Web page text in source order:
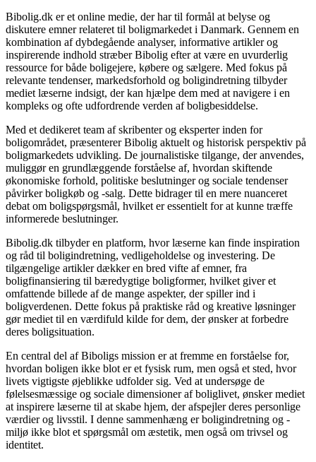
Bibolig.dk er et online medie, der har til formål at belyse og
diskutere emner relateret til boligmarkedet i Danmark. Gennem en
kombination af dybdegående analyser, informative artikler og
inspirerende indhold stræber Bibolig efter at være en uvurderlig
ressource for både boligejere, købere og sælgere. Med fokus på
relevante tendenser, markedsforhold og boligindretning tilbyder
mediet læserne indsigt, der kan hjælpe dem med at navigere i en
kompleks og ofte udfordrende verden af boligbesiddelse.
Med et dedikeret team af skribenter og eksperter inden for
boligområdet, præsenterer Bibolig aktuelt og historisk perspektiv på
boligmarkedets udvikling. De journalistiske tilgange, der anvendes,
muliggør en grundlæggende forståelse af, hvordan skiftende
økonomiske forhold, politiske beslutninger og sociale tendenser
påvirker boligkøb og -salg. Dette bidrager til en mere nuanceret
debat om boligspørgsmål, hvilket er essentielt for at kunne træffe
informerede beslutninger.
Bibolig.dk tilbyder en platform, hvor læserne kan finde inspiration
og råd til boligindretning, vedligeholdelse og investering. De
tilgængelige artikler dækker en bred vifte af emner, fra
boligfinansiering til bæredygtige boligformer, hvilket giver et
omfattende billede af de mange aspekter, der spiller ind i
boligverdenen. Dette fokus på praktiske råd og kreative løsninger
gør mediet til en værdifuld kilde for dem, der ønsker at forbedre
deres boligsituation.
En central del af Biboligs mission er at fremme en forståelse for,
hvordan boligen ikke blot er et fysisk rum, men også et sted, hvor
livets vigtigste øjeblikke udfolder sig. Ved at undersøge de
følelsesmæssige og sociale dimensioner af boliglivet, ønsker mediet
at inspirere læserne til at skabe hjem, der afspejler deres personlige
værdier og livsstil. I denne sammenhæng er boligindretning og -
miljø ikke blot et spørgsmål om æstetik, men også om trivsel og
identitet.